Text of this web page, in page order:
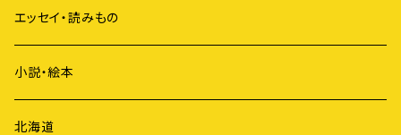
ジェンダー
歴史
国際社会
短歌
俳句
詩
エッセイ・読みもの
小説・絵本
北海道